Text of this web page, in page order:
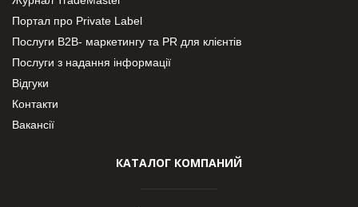
Портал про Private Label
Послуги В2В- маркетингу та PR для клієнтів
Послуги з надання інформації
Відгуки
Контакти
Вакансії
КАТАЛОГ КОМПАНИЙ